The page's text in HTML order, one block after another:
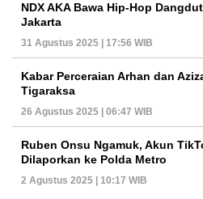
NDX AKA Bawa Hip-Hop
Jakarta
31 Agustus 2025 | 17:56 WIB
Kabar Perceraian Arhan dan
Tigaraksa
26 Agustus 2025 | 06:47 WIB
Ruben Onsu Ngamuk, Akun
Dilaporkan ke Polda Metro
2 Agustus 2025 | 10:17 WIB